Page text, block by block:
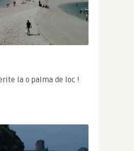
la o palma de loc !